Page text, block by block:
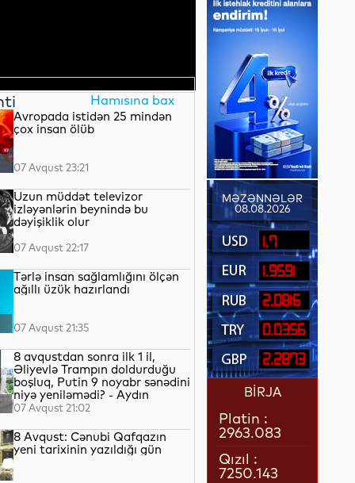
Hamısına bax
Avropada istidən 25 mindən
çox insan ölüb
07 Avqust 23:21
Uzun müddət televizor
izləyənlərin beynində bu
dəyişiklik olur
07 Avqust 22:17
Tərlə insan sağlamlığını ölçən
ağıllı üzük hazırlandı
07 Avqust 21:35
8 avqustdan sonra ilk 1 il,
Əliyevlə Trampın doldurduğu
boşluq, Putin 9 noyabr sənədini
niyə yeniləmədi? - Aydın
QULİYEV yazır...
07 Avqust 21:02
8 Avqust: Cənubi Qafqazın
yeni tarixinin yazıldığı gün
MƏZƏNNƏLƏR
08.08.2026
1.7
1.9591
2.0816
0.0356
2.2873
BİRJA
Platin :
2963.083
Qızıl :
7250.143